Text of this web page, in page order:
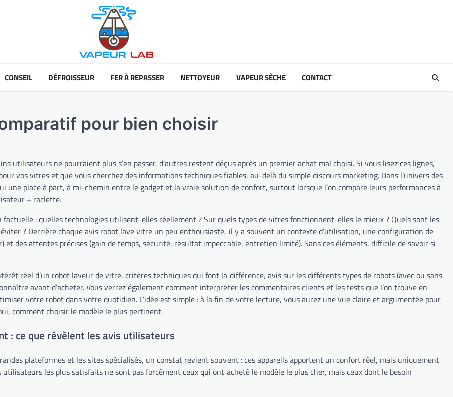
CONSEIL DÉFROISSEUR FER À REPASSER NETTOYEUR VAPEUR SÈCHE CONTACT
pour bien choisir
utilisateurs ne pourraient plus s’en passer, d’autres restent déçus après un premier achat mal choisi. Si vous lisez ces lignes,
vos vitres et que vous cherchez des informations techniques fiables, au-delà du simple discours marketing. Dans l’univers des
une place à part, à mi-chemin entre le gadget et la vraie solution de confort, surtout lorsque l’on compare leurs performances à
+ raclette.
factuelle : quelles technologies utilisent-elles réellement ? Sur quels types de vitres fonctionnent-elles le mieux ? Quels sont les
? Derrière chaque avis robot lave vitre un peu enthousiaste, il y a souvent un contexte d’utilisation, une configuration de
des attentes précises (gain de temps, sécurité, résultat impeccable, entretien limité). Sans ces éléments, difficile de savoir si
réel d’un robot laveur de vitre, critères techniques qui font la différence, avis sur les différents types de robots (avec ou sans
avant d’acheter. Vous verrez également comment interpréter les commentaires clients et les tests que l’on trouve en
votre robot dans votre quotidien. L’idée est simple : à la fin de votre lecture, vous aurez une vue claire et argumentée pour
comment choisir le modèle le plus pertinent.
: ce que révèlent les avis utilisateurs
plateformes et les sites spécialisés, un constat revient souvent : ces appareils apportent un confort réel, mais uniquement
les plus satisfaits ne sont pas forcément ceux qui ont acheté le modèle le plus cher, mais ceux dont le besoin